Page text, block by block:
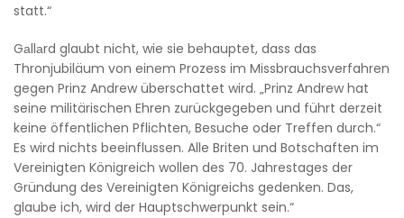
statt.“
Gаllаrd glaubt nicht, wie sie behauptet, dass das
Thronjubiläum von einem Prozess im Missbrauchsverfahren
gegen Prinz Andrew überschattet wird. „Prinz Andrew hat
seine militärischen Ehren zurückgegeben und führt derzeit
keine öffentlichen Pflichten, Besuche oder Treffen durch.“
Es wird nichts beeinflussen. Alle Briten und Botschaften im
Vereinigten Königreich wollen des 70. Jahrestages der
Gründung des Vereinigten Königreichs gedenken. Das,
glaube ich, wird der Hauptschwerpunkt sein.“